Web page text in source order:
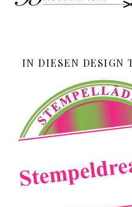
IN DIESEN DESIGN